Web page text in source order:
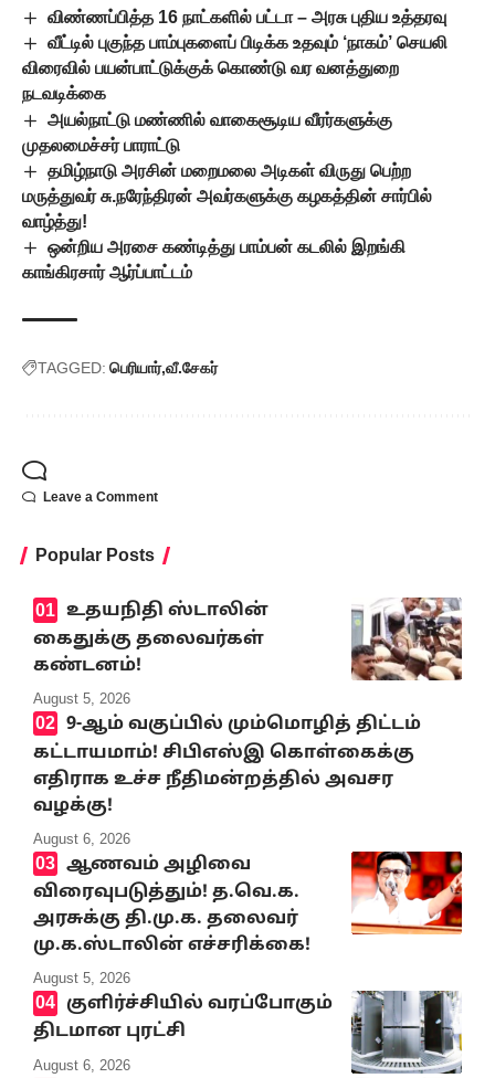
விண்ணப்பித்த 16 நாட்களில் பட்டா – அரசு புதிய உத்தரவு
வீட்டில் புகுந்த பாம்புகளைப் பிடிக்க உதவும் ‘நாகம்’ செயலி
விரைவில் பயன்பாட்டுக்குக் கொண்டு வர வனத்துறை
நடவடிக்கை
அயல்நாட்டு மண்ணில் வாகைசூடிய வீரர்களுக்கு
முதலமைச்சர் பாராட்டு
தமிழ்நாடு அரசின் மறைமலை அடிகள் விருது பெற்ற
மருத்துவர் சு.நரேந்திரன் அவர்களுக்கு கழகத்தின் சார்பில்
வாழ்த்து!
ஒன்றிய அரசை கண்டித்து பாம்பன் கடலில் இறங்கி
காங்கிரசார் ஆர்ப்பாட்டம்
TAGGED: பெரியார் வீ.சேகர்
Leave a Comment
Popular Posts
உதயநிதி ஸ்டாலின்
கைதுக்கு தலைவர்கள்
கண்டனம்!
August 5, 2026
9-ஆம் வகுப்பில் மும்மொழித் திட்டம்
கட்டாயமாம்! சிபிஎஸ்இ கொள்கைக்கு
எதிராக உச்ச நீதிமன்றத்தில் அவசர
வழக்கு!
August 6, 2026
ஆணவம் அழிவை
விரைவுபடுத்தும்! த.வெ.க.
அரசுக்கு தி.மு.க. தலைவர்
மு.க.ஸ்டாலின் எச்சரிக்கை!
August 5, 2026
குளிர்ச்சியில் வரப்போகும்
திடமான புரட்சி
August 6, 2026